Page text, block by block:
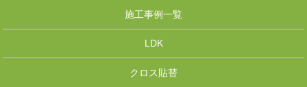
施工事例一覧
LDK
クロス貼替